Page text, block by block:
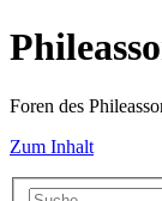
Foren des
Zum Inhalt